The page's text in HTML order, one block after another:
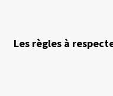
Les règles à